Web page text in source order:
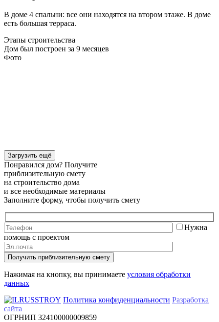
В доме 4 спальни: все они находятся на втором этаже. В доме
есть большая терраса.
Этапы строительства
Дом был построен за 9 месяцев
Фото
Загрузить ещё
Понравился дом? Получите
приблизительную смету
на строительство дома
и все необходимые материалы
Заполните форму, чтобы получить смету
Нужна
помощь с проектом
Получить приблизительную смету
Нажимая на кнопку, вы принимаете условия обработки
данных
Политика конфиденциальности Разработка
сайта
ОГРНИП 324100000009859